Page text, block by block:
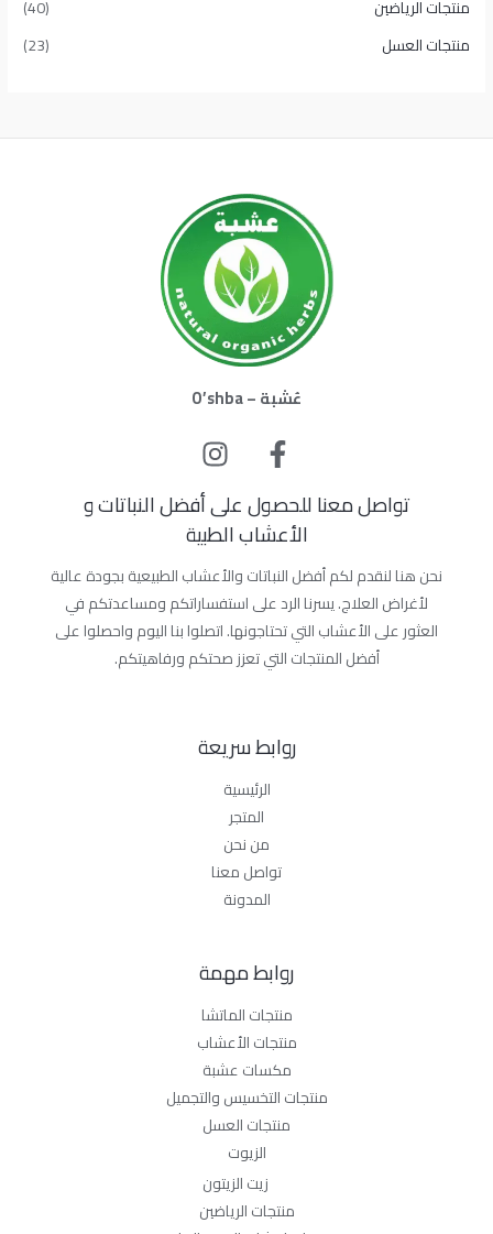
منتجات الرياضين
(40)
منتجات العسل
(23)
عُشبة – O’shba
تواصل معنا للحصول على أفضل النباتات و
الأعشاب الطبية
نحن هنا لنقدم لكم أفضل النباتات والأعشاب الطبيعية بجودة عالية
لأغراض العلاج. يسرنا الرد على استفساراتكم ومساعدتكم في
العثور على الأعشاب التي تحتاجونها. اتصلوا بنا اليوم واحصلوا على
أفضل المنتجات التي تعزز صحتكم ورفاهيتكم.
روابط سريعة
الرئيسية
المتجر
من نحن
تواصل معنا
المدونة
روابط مهمة
منتجات الماتشا
منتجات الأعشاب
مكسات عشبة
منتجات التخسيس والتجميل
منتجات العسل
الزيوت
زيت الزيتون
منتجات الرياضين